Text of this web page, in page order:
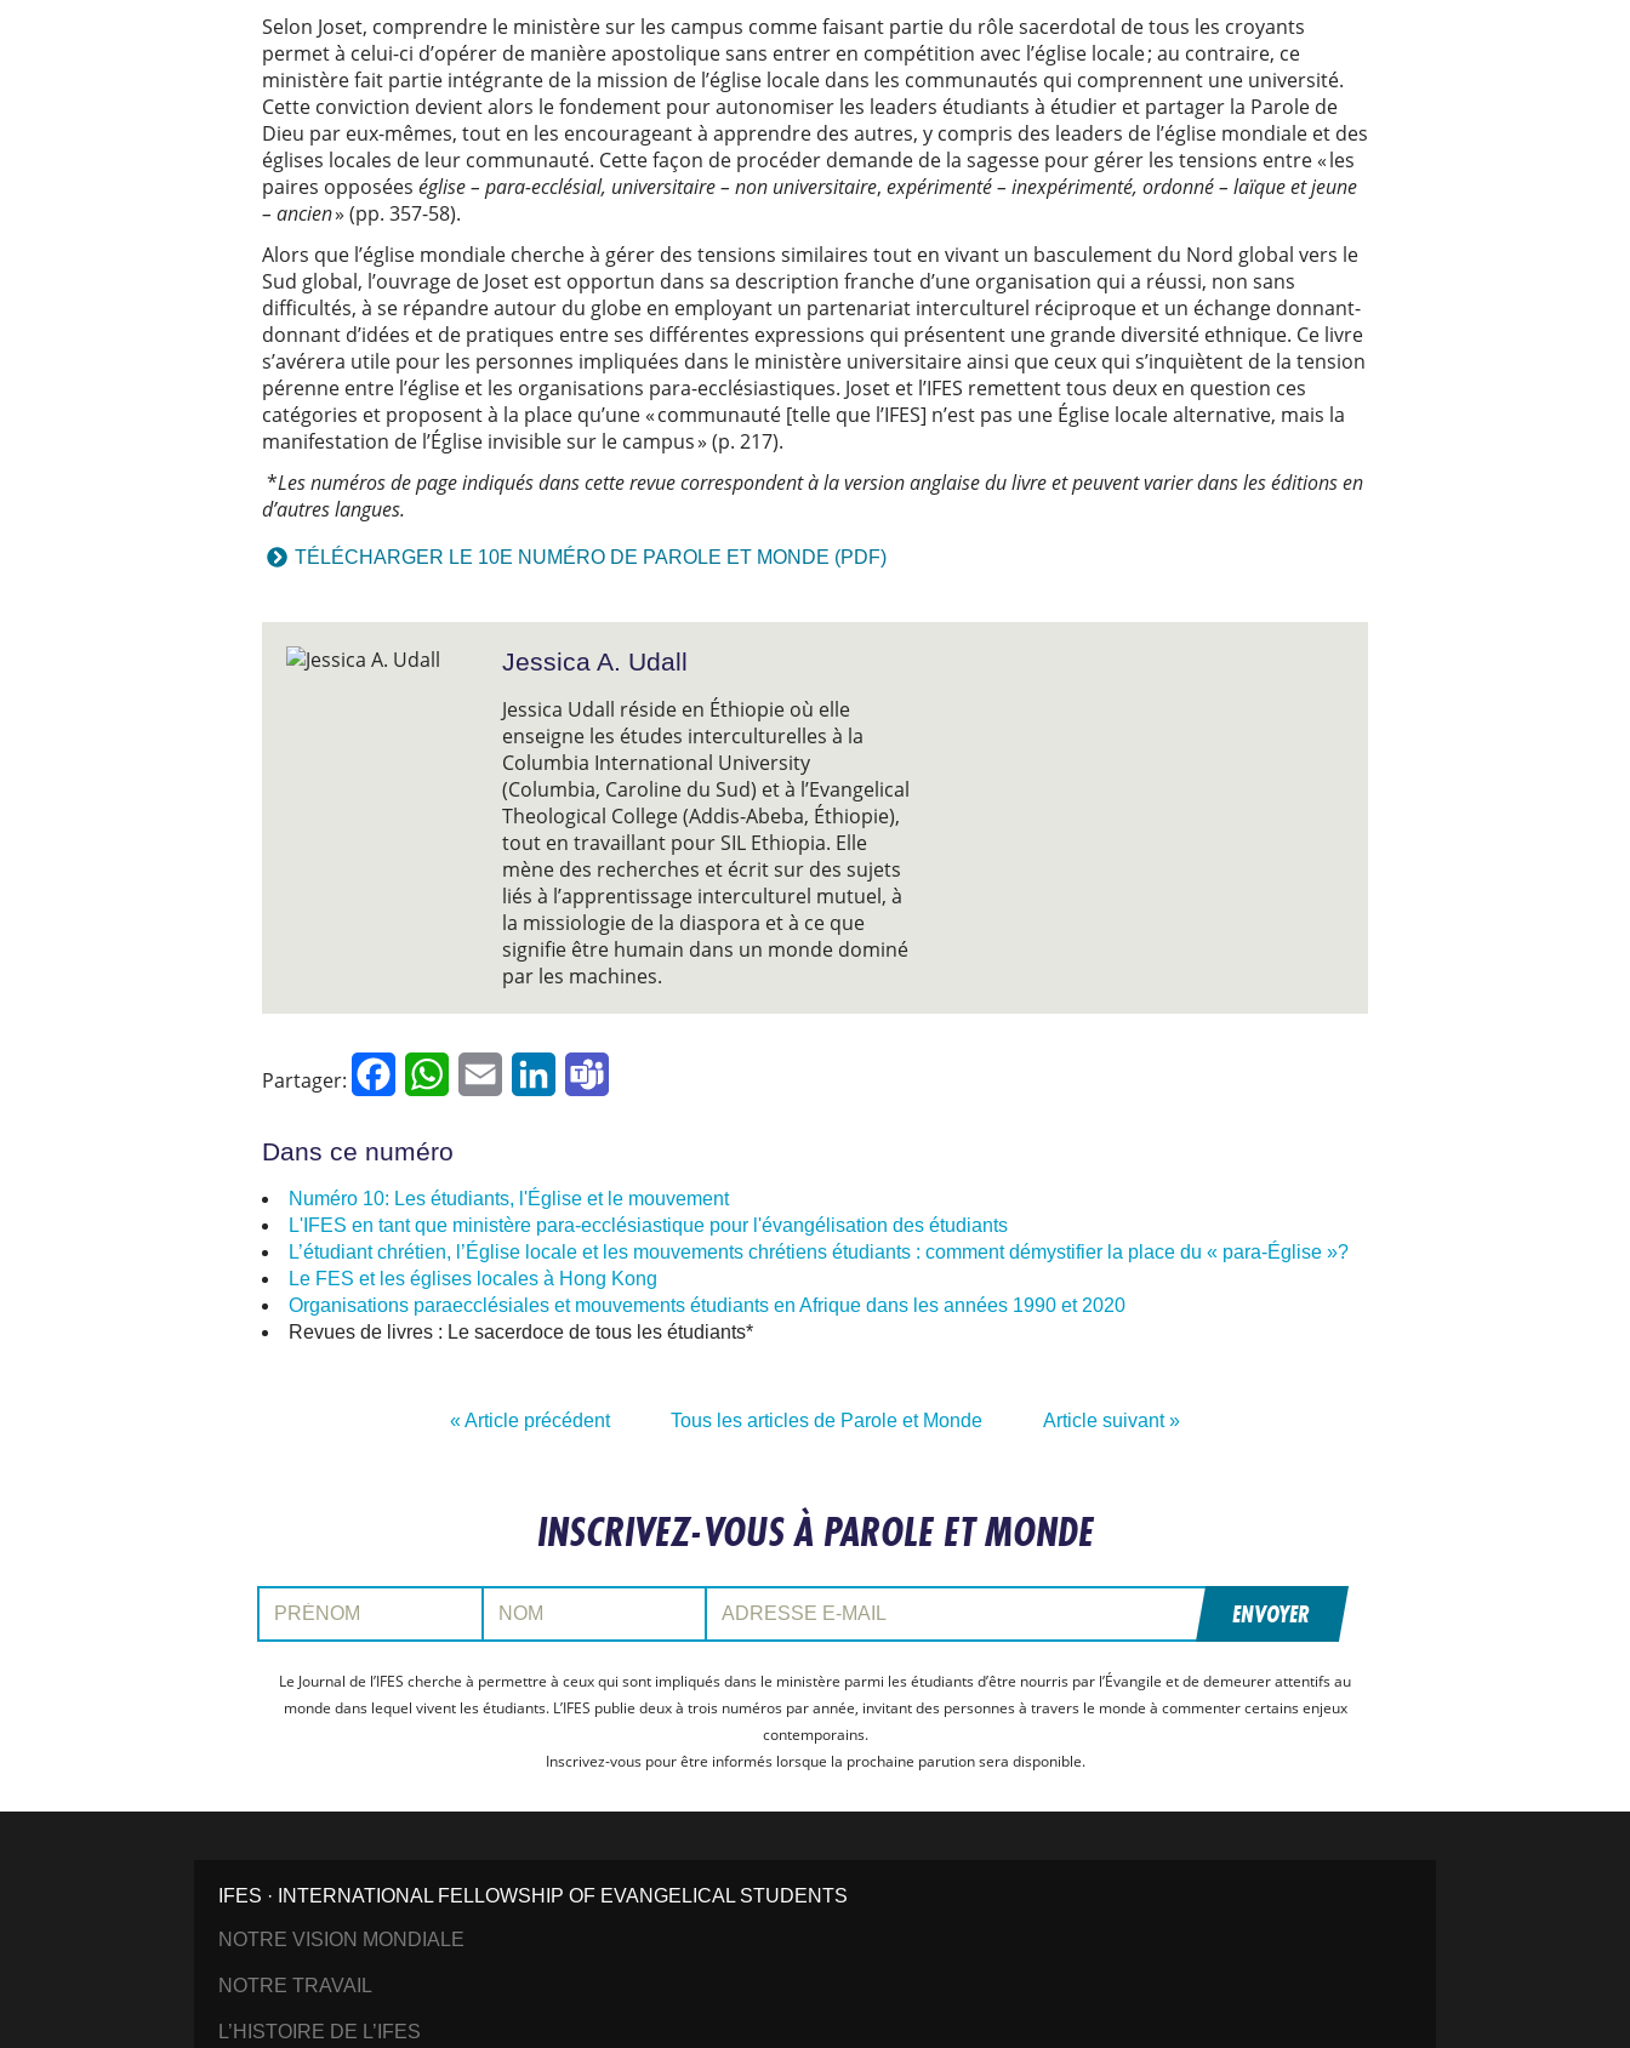
Selon Joset, comprendre le ministère sur les campus comme faisant partie du rôle sacerdotal de tous les croyants
permet à celui-ci d’opérer de manière apostolique sans entrer en compétition avec l’église locale ; au contraire, ce
ministère fait partie intégrante de la mission de l’église locale dans les communautés qui comprennent une université.
Cette conviction devient alors le fondement pour autonomiser les leaders étudiants à étudier et partager la Parole de
Dieu par eux-mêmes, tout en les encourageant à apprendre des autres, y compris des leaders de l’église mondiale et des
églises locales de leur communauté. Cette façon de procéder demande de la sagesse pour gérer les tensions entre « les
paires opposées église – para-ecclésial, universitaire – non universitaire, expérimenté – inexpérimenté, ordonné – laïque et jeune
– ancien» (pp. 357-58).
Alors que l’église mondiale cherche à gérer des tensions similaires tout en vivant un basculement du Nord global vers le
Sud global, l’ouvrage de Joset est opportun dans sa description franche d’une organisation qui a réussi, non sans
difficultés, à se répandre autour du globe en employant un partenariat interculturel réciproque et un échange donnant-
donnant d’idées et de pratiques entre ses différentes expressions qui présentent une grande diversité ethnique. Ce livre
s’avérera utile pour les personnes impliquées dans le ministère universitaire ainsi que ceux qui s’inquiètent de la tension
pérenne entre l’église et les organisations para-ecclésiastiques. Joset et l’IFES remettent tous deux en question ces
catégories et proposent à la place qu’une « communauté [telle que l’IFES] n’est pas une Église locale alternative, mais la
manifestation de l’Église invisible sur le campus » (p. 217).
*Les numéros de page indiqués dans cette revue correspondent à la version anglaise du livre et peuvent varier dans les éditions en
d’autres langues.
TÉLÉCHARGER LE 10E NUMÉRO DE PAROLE ET MONDE (PDF)
Jessica A. Udall
Jessica Udall réside en Éthiopie où elle
enseigne les études interculturelles à la
Columbia International University
(Columbia, Caroline du Sud) et à l’Evangelical
Theological College (Addis-Abeba, Éthiopie),
tout en travaillant pour SIL Ethiopia. Elle
mène des recherches et écrit sur des sujets
liés à l’apprentissage interculturel mutuel, à
la missiologie de la diaspora et à ce que
signifie être humain dans un monde dominé
par les machines.
Partager: FacebookWhatsApp
Email LinkedIn
Dans ce numéro
Numéro 10: Les étudiants, l'Église et le mouvement
L'IFES en tant que ministère para-ecclésiastique pour l'évangélisation des étudiants
L’étudiant chrétien, l’Église locale et les mouvements chrétiens étudiants : comment démystifier la place du « para-Église »?
Le FES et les églises locales à Hong Kong
Organisations paraecclésiales et mouvements étudiants en Afrique dans les années 1990 et 2020
Revues de livres : Le sacerdoce de tous les étudiants*
« Article précédent Tous les articles de Parole et Monde Article suivant »
INSCRIVEZ-VOUS À PAROLE ET MONDE
Prénom: Nom: Adresse e-mail:
ENVOYER
Le Journal de l’IFES cherche à permettre à ceux qui sont impliqués dans le ministère parmi les étudiants d’être nourris par l’Évangile et de demeurer attentifs au
monde dans lequel vivent les étudiants. L’IFES publie deux à trois numéros par année, invitant des personnes à travers le monde à commenter certains enjeux
contemporains.
Inscrivez-vous pour être informés lorsque la prochaine parution sera disponible.
IFES · INTERNATIONAL FELLOWSHIP OF EVANGELICAL STUDENTS
NOTRE VISION MONDIALE
NOTRE TRAVAIL
L’HISTOIRE DE L’IFES